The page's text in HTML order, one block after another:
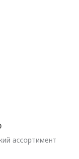
ассортимент